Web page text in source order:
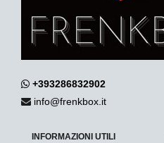
+393286832902
info@frenkbox.it
INFORMAZIONI UTILI